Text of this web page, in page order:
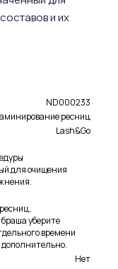
и их
ND000233
ресниц
Lash&Go
для очищения
уберите
времени
дополнительно.
Нет